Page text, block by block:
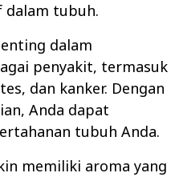
dalam tubuh.
dalam
penyakit, termasuk
dan kanker. Dengan
Anda dapat
tubuh Anda.
memiliki aroma yang